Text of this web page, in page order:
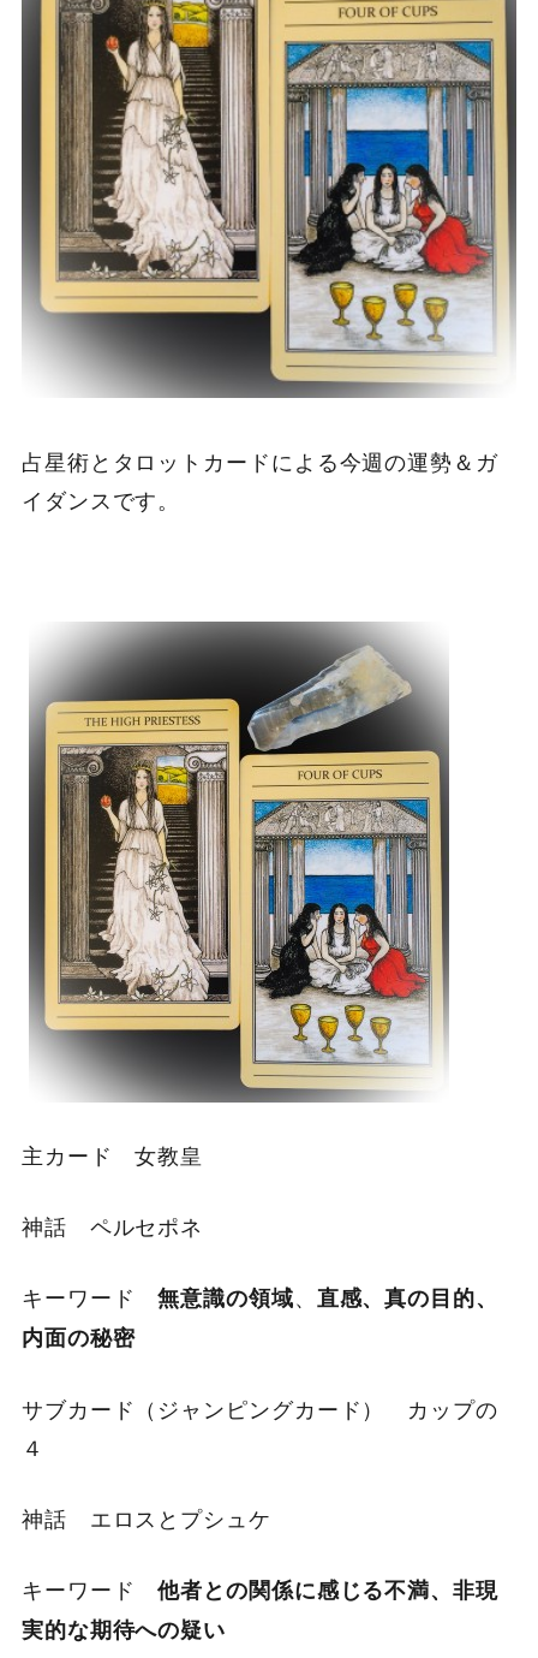
占星術とタロットカードによる今週の運勢＆ガ
イダンスです。
主カード 女教皇
神話 ペルセポネ
キーワード無意識の領域、 直感、真の目的、
内面の秘密
サブカード（ジャンピングカード） カップの
４
神話 エロスとプシュケ
キーワード他者との関係に感じる不満、非現
実的な期待への疑い